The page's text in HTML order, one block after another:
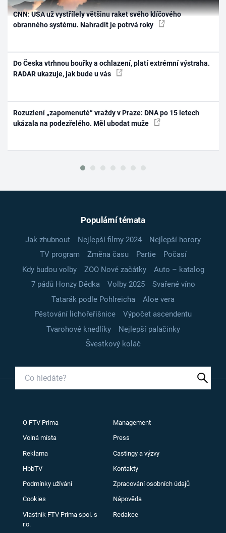
CNN: USA už vystřílely většinu raket svého klíčového
obranného systému. Nahradit je potrvá roky
Do Česka vtrhnou bouřky a ochlazení, platí extrémní výstraha.
RADAR ukazuje, jak bude u vás
Rozuzlení „zapomenuté“ vraždy v Praze: DNA po 15 letech
ukázala na podezřelého. Měl ubodat muže
Populární témata
Jak zhubnout Nejlepší filmy 2024
Nejlepší horory
TV program
Změna času Partie
Počasí
Kdy budou volby
ZOO Nové začátky
Auto – katalog
7 pádů Honzy Dědka
Volby 2025
Svařené víno
Tatarák podle Pohlreicha
Aloe vera
Pěstování lichořeřišnice
Výpočet ascendentu
Tvarohové knedlíky
Nejlepší palačinky
Švestkový koláč
O FTV Prima Management
Volná místa Press
Reklama Castingy a výzvy
HbbTV Kontakty
Podmínky užívání Zpracování osobních údajů
Cookies Nápověda
Vlastník FTV Prima spol. s
r.o.
Redakce